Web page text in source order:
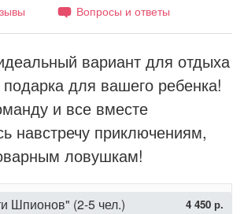
Вопросы и ответы
вариант для отдыха
для вашего ребенка!
и все вместе
навстречу приключениям,
ловушкам!
Шпионов" (2-5 чел.) 4 450 р.